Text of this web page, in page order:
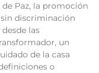
Paz, la promoción
discriminación
las
un
de la casa
o